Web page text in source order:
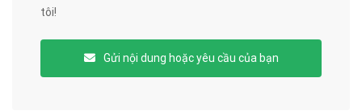
tôi!
Gửi nội dung hoặc yêu cầu của bạn